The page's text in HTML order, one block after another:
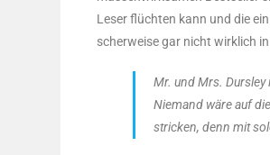
Leser flüch­ten kann und die
scher­wei­se gar nicht wirk­lich
Mr. und Mrs.
Nie­mand wäre auf
stri­cken, denn mit